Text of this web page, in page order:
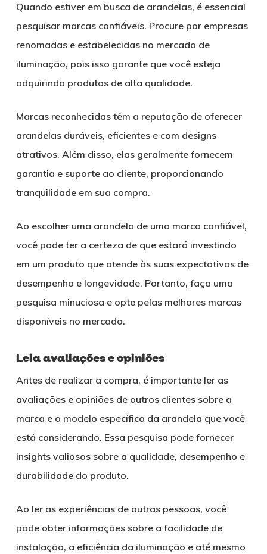
Quando estiver em busca de arandelas, é essencial
pesquisar marcas confiáveis. Procure por empresas
renomadas e estabelecidas no mercado de
iluminação, pois isso garante que você esteja
adquirindo produtos de alta qualidade.
Marcas reconhecidas têm a reputação de oferecer
arandelas duráveis, eficientes e com designs
atrativos. Além disso, elas geralmente fornecem
garantia e suporte ao cliente, proporcionando
tranquilidade em sua compra.
Ao escolher uma arandela de uma marca confiável,
você pode ter a certeza de que estará investindo
em um produto que atende às suas expectativas de
desempenho e longevidade. Portanto, faça uma
pesquisa minuciosa e opte pelas melhores marcas
disponíveis no mercado.
Leia avaliações e opiniões
Antes de realizar a compra, é importante ler as
avaliações e opiniões de outros clientes sobre a
marca e o modelo específico da arandela que você
está considerando. Essa pesquisa pode fornecer
insights valiosos sobre a qualidade, desempenho e
durabilidade do produto.
Ao ler as experiências de outras pessoas, você
pode obter informações sobre a facilidade de
instalação, a eficiência da iluminação e até mesmo